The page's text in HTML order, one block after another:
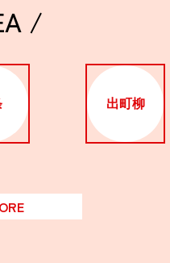
/
出町柳